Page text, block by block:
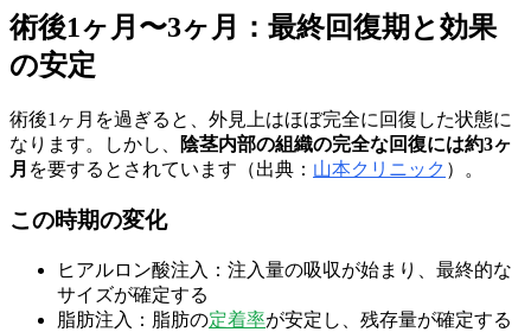
術後1ヶ月〜3ヶ月：最終回復期と効果
の安定
術後1ヶ月を過ぎると、外見上はほぼ完全に回復した状態に
なります。しかし、
陰茎内部の組織の完全な回復には約3ヶ
月 を要するとされています（出典： 山本クリニック ）。
この時期の変化
ヒアルロン酸注入：注入量の吸収が始まり、最終的な
サイズが確定する
脂肪注入：脂肪の定着率が安定し、残存量が確定する